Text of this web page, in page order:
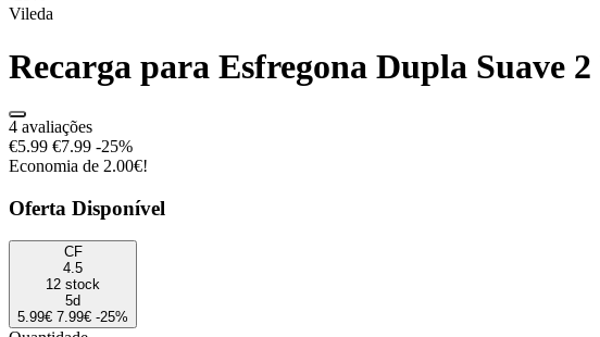
Vileda
Recarga para Esfregona Dupla Suave
4 avaliações
€5.99 €7.99 -25%
Economia de 2.00€!
Oferta Disponível
CF
4.5
12 stock
5d
5.99€ 7.99€ -25%